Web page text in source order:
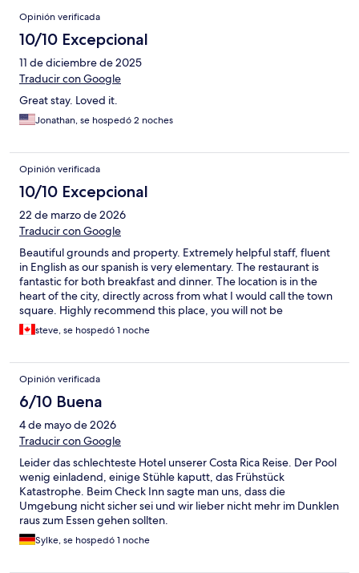
Opiniones
Opinión verificada
10/10 Excepcional
11 de diciembre de 2025
Traducir con Google
Great stay. Loved it.
Jonathan, se hospedó 2 noches
Opinión verificada
10/10 Excepcional
22 de marzo de 2026
Traducir con Google
Beautiful grounds and property. Extremely helpful staff, fluent
in English as our spanish is very elementary. The restaurant is
fantastic for both breakfast and dinner. The location is in the
heart of the city, directly across from what I would call the town
square. Highly recommend this place, you will not be
disappointed!
steve, se hospedó 1 noche
Opinión verificada
6/10 Buena
4 de mayo de 2026
Traducir con Google
Leider das schlechteste Hotel unserer Costa Rica Reise. Der Pool
wenig einladend, einige Stühle kaputt, das Frühstück
Katastrophe. Beim Check Inn sagte man uns, dass die
Umgebung nicht sicher sei und wir lieber nicht mehr im Dunklen
raus zum Essen gehen sollten.
Sylke, se hospedó 1 noche